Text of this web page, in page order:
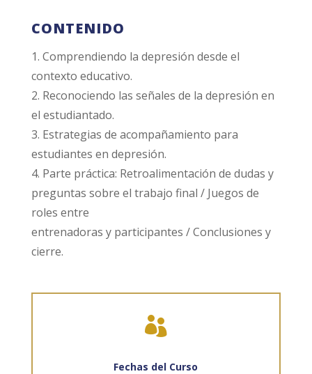
CONTENIDO
1. Comprendiendo la depresión desde el
contexto educativo.
2. Reconociendo las señales de la depresión en
el estudiantado.
3. Estrategias de acompañamiento para
estudiantes en depresión.
4. Parte práctica: Retroalimentación de dudas y
preguntas sobre el trabajo final / Juegos de
roles entre
entrenadoras y participantes / Conclusiones y
cierre.

Fechas del Curso